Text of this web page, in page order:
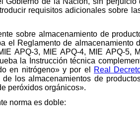
requisitos adicionales sobre
sobre almacenamiento de
el Reglamento de almacenamiento
APQ-3, MIE APQ-4, MIE APQ-5,
la Instrucción técnica
en nitrógeno» y por el
Real
los almacenamientos de
peróxidos orgánicos».
norma es doble: